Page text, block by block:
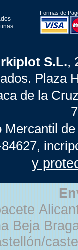
Formas de
S.L.,
Plaza
de la
Mercantil
y
Beja